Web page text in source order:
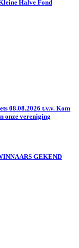
Halve Fond
08.08.2026 t.v.v. Kom
onze vereniging
GEKEND